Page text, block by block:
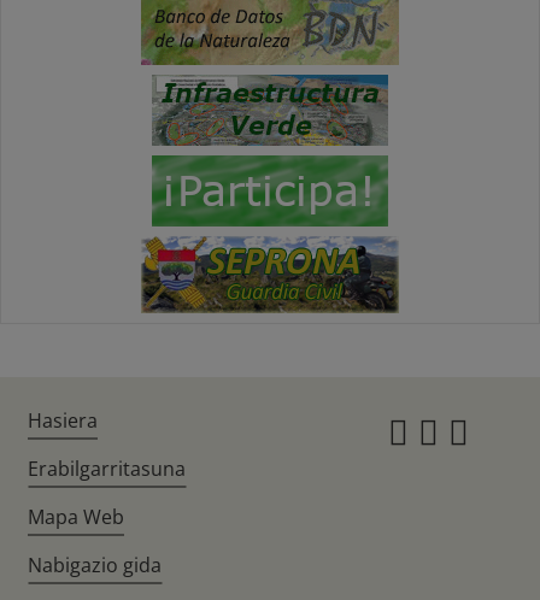
Hasiera
Erabilgarritasuna
Mapa Web
Nabigazio gida